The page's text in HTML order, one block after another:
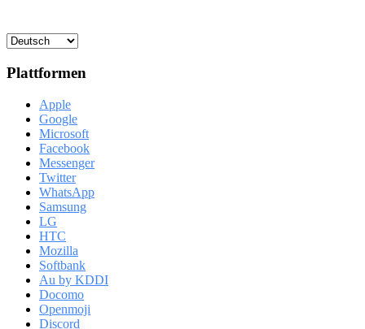
Plattformen
Apple
Google
Microsoft
Facebook
Messenger
Twitter
WhatsApp
Samsung
LG
HTC
Mozilla
Softbank
Au by KDDI
Docomo
Openmoji
Discord